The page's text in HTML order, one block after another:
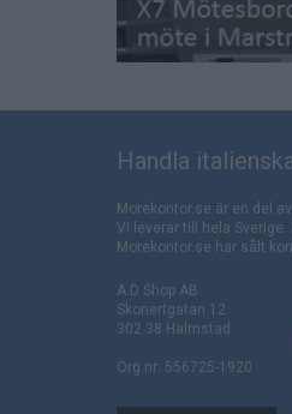
Handla
Morekontor.se är en del
Vi leverar till hela
Morekontor.se har sålt
A.D Shop AB
Skonertgatan 12
302 38 Halmstad
Org nr: 556725-1920